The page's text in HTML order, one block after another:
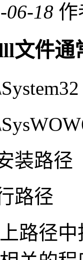
06-18 作
文件
装路径
路径
路径